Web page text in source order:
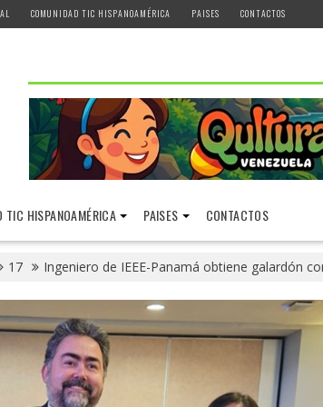
COMUNIDAD TIC HISPANOAMÉRICA PAISES CONTACTOS
TIC HISPANOAMÉRICA PAISES CONTACTOS
17 Ingeniero de IEEE-Panamá obtiene galardón